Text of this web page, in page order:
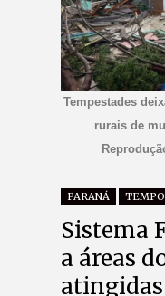
Tempestades
rurais de
PARANÁ TEMPO
Sistema
a áreas